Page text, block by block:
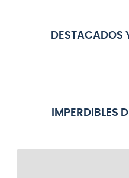
DESTACADOS
IMPERDIBLES